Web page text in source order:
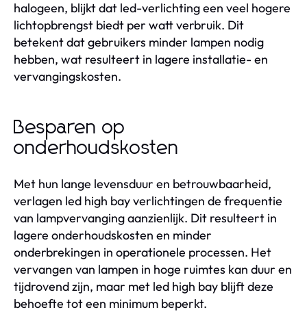
halogeen, blijkt dat led-verlichting een veel hogere
lichtopbrengst biedt per watt verbruik. Dit
betekent dat gebruikers minder lampen nodig
hebben, wat resulteert in lagere installatie- en
vervangingskosten.
Besparen op
onderhoudskosten
Met hun lange levensduur en betrouwbaarheid,
verlagen led high bay verlichtingen de frequentie
van lampvervanging aanzienlijk. Dit resulteert in
lagere onderhoudskosten en minder
onderbrekingen in operationele processen. Het
vervangen van lampen in hoge ruimtes kan duur en
tijdrovend zijn, maar met led high bay blijft deze
behoefte tot een minimum beperkt.